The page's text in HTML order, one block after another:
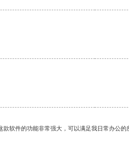
软件的功能非常强大，可以满足我日常办公的